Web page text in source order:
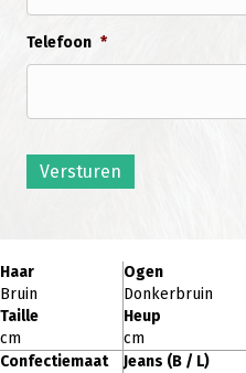
Telefoon *
Versturen
Haar
Bruin
Ogen
Donkerbruin
Taille
cm
Heup
cm
Confectiemaat
Jeans (B / L)